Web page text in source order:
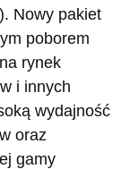
Nowy pakiet
poborem
rynek
i innych
wydajność
oraz
gamy